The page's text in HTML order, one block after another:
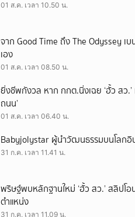
01 ส.ค. เวลา 10.50 น.
จาก Good Time ถึง The Odyssey เ
เอง
01 ส.ค. เวลา 08.50 น.
ยิ่งชีพกังวล หาก กกต.นิ่งเฉย ‘ฮั้ว สว.’
ถนน’
01 ส.ค. เวลา 06.40 น.
Babyjolystar ผู้นำวัฒนธรรมบนโลกอิ
31 ก.ค. เวลา 11.41 น.
พริษฐ์พบหลักฐานใหม่ ‘ฮั้ว สว.’ สลิปโ
ตำแหน่ง
31 ก.ค. เวลา 11.09 น.